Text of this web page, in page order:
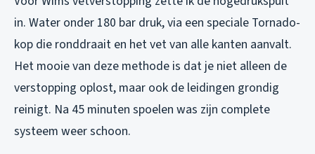
in. Water onder 180 bar druk, via een speciale Tornado-
kop die ronddraait en het vet van alle kanten aanvalt.
Het mooie van deze methode is dat je niet alleen de
verstopping oplost, maar ook de leidingen grondig
reinigt. Na 45 minuten spoelen was zijn complete
systeem weer schoon.